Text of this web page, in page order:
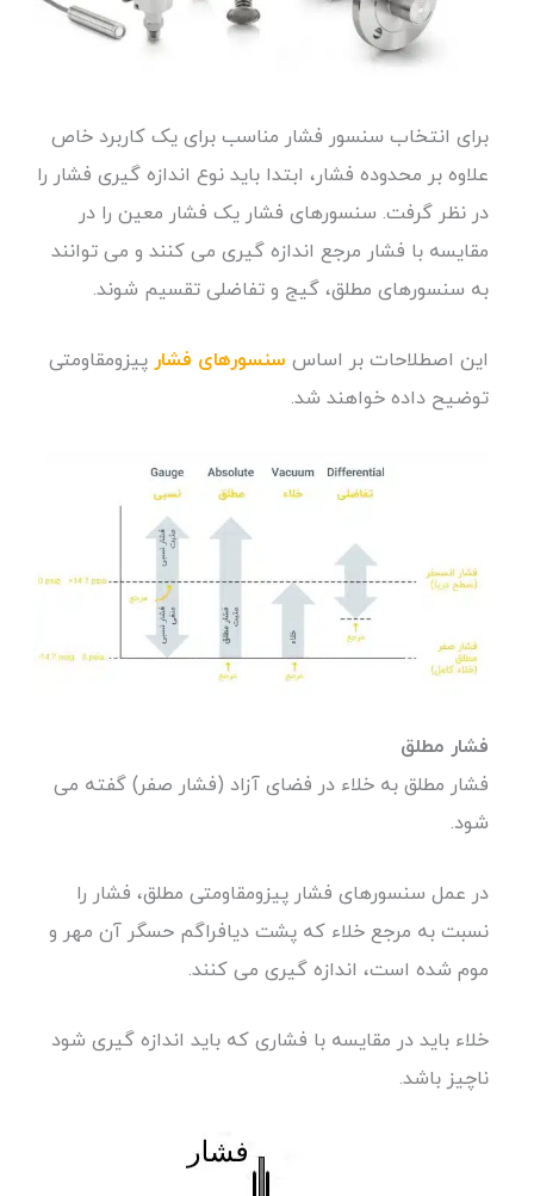
برای انتخاب سنسور فشار مناسب برای یک کاربرد خاص
علاوه بر محدوده فشار، ابتدا باید نوع اندازه گیری فشار را
در نظر گرفت. سنسورهای فشار یک فشار معین را در
مقایسه با فشار مرجع اندازه گیری می کنند و می توانند
به سنسورهای مطلق، گیج و تفاضلی تقسیم شوند.
این اصطلاحات بر اساس سنسورهای فشار پیزومقاومتی
توضیح داده خواهند شد.
فشار مطلق
فشار مطلق به خلاء در فضای آزاد (فشار صفر) گفته می
شود.
در عمل سنسورهای فشار پیزومقاومتی مطلق، فشار را
نسبت به مرجع خلاء که پشت دیافراگم حسگر آن مهر و
موم شده است، اندازه گیری می کنند.
خلاء باید در مقایسه با فشاری که باید اندازه گیری شود
ناچیز باشد.